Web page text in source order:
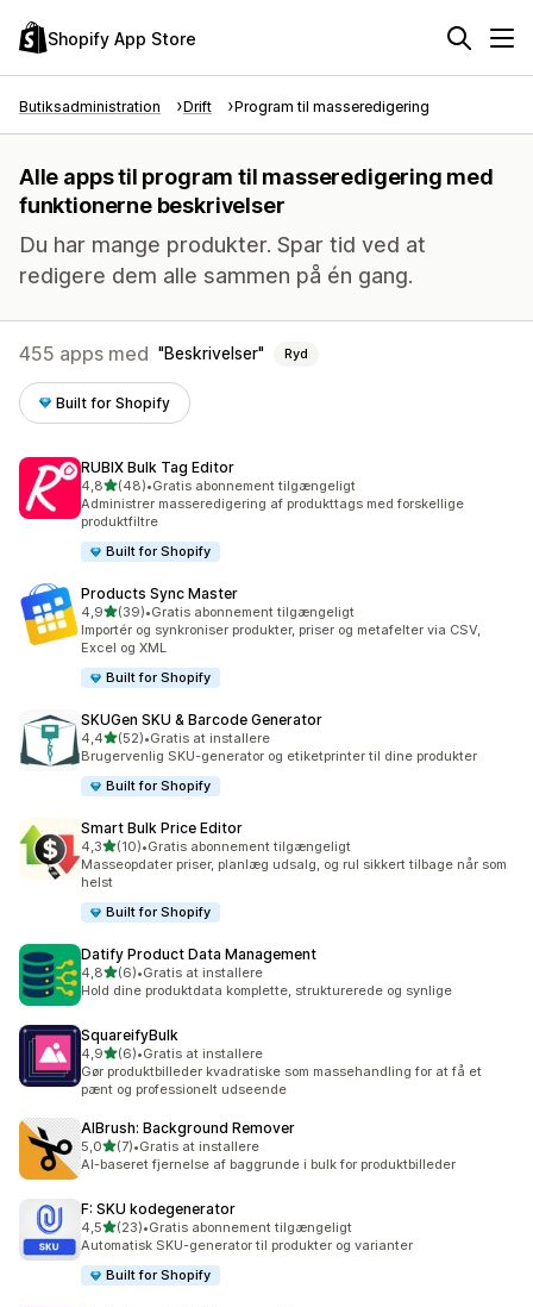
Shopify App Store
Butiksadministration Drift Program til masseredigering
Alle apps til program til masseredigering med
funktionerne beskrivelser
Du har mange produkter. Spar tid ved at
redigere dem alle sammen på én gang.
455 apps med Beskrivelser Ryd
Built for Shopify
RUBIX Bulk Tag Editor
4,8ud af 5 stjerner
(48)
48 anmeldelser i alt
•Gratis abonnement tilgængeligt
Administrer masseredigering af produkttags med forskellige
produktfiltre
Built for Shopify
Products Sync Master
4,9ud af 5 stjerner
(39)
39 anmeldelser i alt
•Gratis abonnement tilgængeligt
Importér og synkroniser produkter, priser og metafelter via CSV,
Excel og XML
Built for Shopify
SKUGen SKU & Barcode Generator
4,4ud af 5 stjerner
(52)
52 anmeldelser i alt
•Gratis at installere
Brugervenlig SKU-generator og etiketprinter til dine produkter
Built for Shopify
Smart Bulk Price Editor
4,3ud af 5 stjerner
(10)
10 anmeldelser i alt
•Gratis abonnement tilgængeligt
Masseopdater priser, planlæg udsalg, og rul sikkert tilbage når som
helst
Built for Shopify
Datify Product Data Management
4,8ud af 5 stjerner
(6)
6 anmeldelser i alt
•Gratis at installere
Hold dine produktdata komplette, strukturerede og synlige
SquareifyBulk
4,9ud af 5 stjerner
(6)
6 anmeldelser i alt
•Gratis at installere
Gør produktbilleder kvadratiske som massehandling for at få et
pænt og professionelt udseende
AIBrush: Background Remover
5,0ud af 5 stjerner
(7)
7 anmeldelser i alt
•Gratis at installere
AI-baseret fjernelse af baggrunde i bulk for produktbilleder
F: SKU kodegenerator
4,5ud af 5 stjerner
(23)
23 anmeldelser i alt
•Gratis abonnement tilgængeligt
Automatisk SKU-generator til produkter og varianter
Built for Shopify